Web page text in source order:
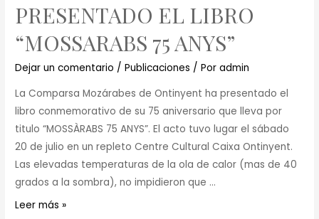
PRESENTADO EL LIBRO
“MOSSARABS 75 ANYS”
Dejar un comentario /Publicaciones / Poradmin
La Comparsa Mozárabes de Ontinyent ha presentado el
libro conmemorativo de su 75 aniversario que lleva por
titulo “MOSSÀRABS 75 ANYS”. El acto tuvo lugar el sábado
20 de julio en un repleto Centre Cultural Caixa Ontinyent.
Las elevadas temperaturas de la ola de calor (mas de 40
grados a la sombra), no impidieron que …
Leer más »